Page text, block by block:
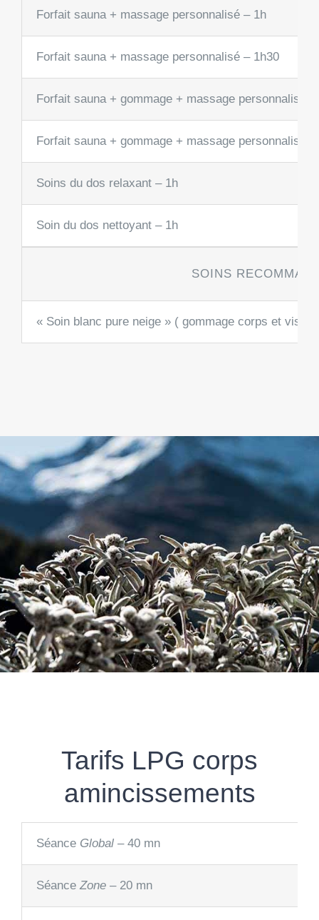
Forfait sauna + massage personnalisé – 1h
Forfait sauna + massage personnalisé – 1h30
Forfait sauna + gommage + massage personnalisé –
Forfait sauna + gommage + massage personnalisé –
Soins du dos relaxant – 1h
Soin du dos nettoyant – 1h
SOINS
« Soin blanc pure neige » ( gommage corps et
Tarifs LPG corps
amincissements
Séance Global – 40 mn
SéanceZone – 20 mn